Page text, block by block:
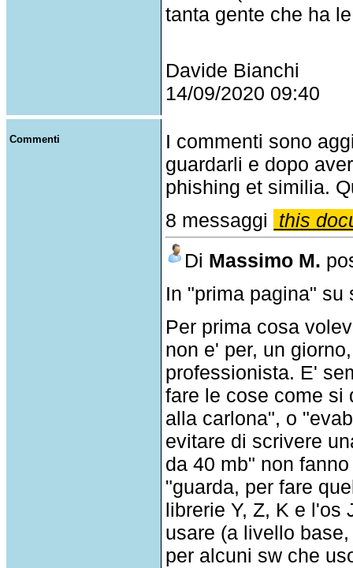
tanta gente che ha
Davide Bianchi
14/09/2020 09:40
Commenti
I commenti sono
guardarli e dopo
phishing et similia.
8 messaggi
this
Di Massimo M.
In "prima pagina" su
Per prima cosa
non e' per, un
professionista. E'
fare le cose come si
alla carlona", o
evitare di scrivere
da 40 mb" non
"guarda, per fare
librerie Y, Z, K e l'os
usare (a livello
per alcuni sw che